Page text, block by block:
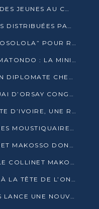
SEOPC 2026 : L’ORIENTATION DES JEUNES AU CŒUR DE LA DEUXIÈME ÉDITION
PLUS DE 1 500 MOUSTIQUAIRES DISTRIBUÉES PAR AGL ET CONGO TERMINAL DANS LA LUTTE CONTRE LE PALUDISME
NINON GOUAMBA RELANCE “TOSOLOLA” POUR RENFORCER LE DIALOGUE AVEC LES CITOYENS
RECONDUCTION DE ROSALIE MATONDO : LA MINISTRE PROMET D’ACCÉLÉRER LE TRAITEMENT DES DOSSIERS ET DE RELEVER DE NOUVEAUX DÉFIS
CONSTANT SERGE BOUNDA, UN DIPLOMATE CHEVRONNÉ AUX COMMANDES DES AFFAIRES ÉTRANGÈRES
PASSATION DE SERVICE AU QUAI D’ORSAY CONGOLAIS : GAKOSSO PASSE LE FLAMBEAU À BOUNDA
PAPA WEMBA HONORÉ EN CÔTE D’IVOIRE, UNE RUE PORTE DÉSORMAIS SON NOM
PALUDISME : TBC DISTRIBUE DES MOUSTIQUAIRES DANS DEUX CSI DE BRAZZAVILLE
CONSEIL DE CABINET : COLLINET MAKOSSO DONNE SES DERNIÈRES ORIENTATIONS
LE PREMIER MINISTRE ANATOLE COLLINET MAKOSSO DÉMISSIONNE AVEC SON GOUVERNEMENT
BRICE VOLTAIRE ETOU OBAMI À LA TÊTE DE L’ONEC-C POUR TROIS ANS
L’AMBASSADE DES ÉTATS-UNIS LANCE UNE NOUVELLE COHORTE DU PROGRAMME ACCESS MICRO-SCHOLARSHIP